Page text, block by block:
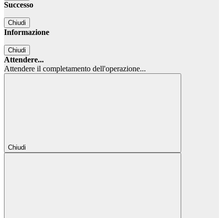
Successo
Chiudi
Informazione
Chiudi
Attendere...
Attendere il completamento dell'operazione...
Chiudi